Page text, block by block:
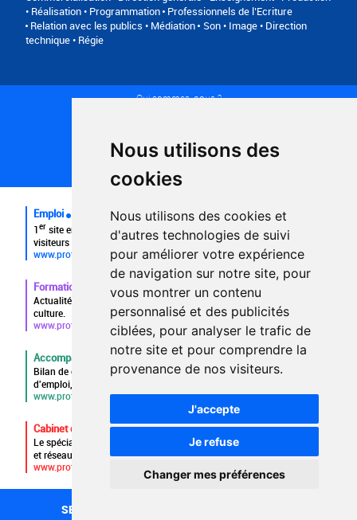
Nous utilisons des
cookies
Nous utilisons des cookies et
d'autres technologies de suivi
pour améliorer votre expérience
de navigation sur notre site, pour
vous montrer un contenu
personnalisé et des publicités
ciblées, pour analyser le trafic de
notre site et pour comprendre la
provenance de nos visiteurs.
J'accepte
Je refuse
Changer mes préférences
• Réalisation • Programmation Professionnels de l’Ecriture
Relation avec les publics • Médiation
Son • Image • Direction
technique • Régie
Qui sommes-nous ?
Plan du site
FAQ recruteurs
FAQ
Emploi
1er site emploi du secteur culturel 784.000 visites et 230.000
visiteurs uniques par mois.
www.profilculture.com
Formation
Actualités, guide et annuaire des formations aux métiers de la
culture.
www.profilculture-formation.com
Accompagnement professionnel
Bilan de compétences, coaching, techniques de recherche
d'emploi, entretien conseil.
www.profilculture-competences.com
Cabinet de recrutement
Le spécialiste du secteur culturel, une cvthèque de 86.000 CV
et réseau unique de professionnels.
www.profilculture-conseil.com/cabinet-recrutement
SECTEURS